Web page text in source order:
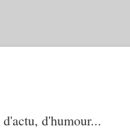
d'humour...